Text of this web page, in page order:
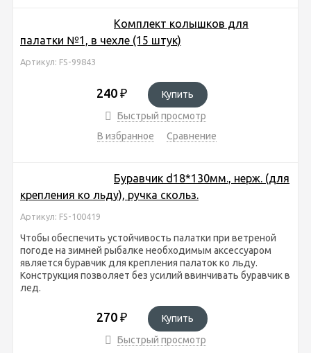
Комплект колышков для
палатки №1, в чехле (15 штук)
Артикул: FS-99843
240 ₽
Купить
Быстрый просмотр
В избранное
Сравнение
Буравчик d18*130мм., нерж. (для
крепления ко льду), ручка скольз.
Артикул: FS-100419
Чтобы обеспечить устойчивость палатки при ветреной
погоде на зимней рыбалке необходимым аксессуаром
является буравчик для крепления палаток ко льду.
Конструкция позволяет без усилий ввинчивать буравчик в
лед.
270 ₽
Купить
Быстрый просмотр